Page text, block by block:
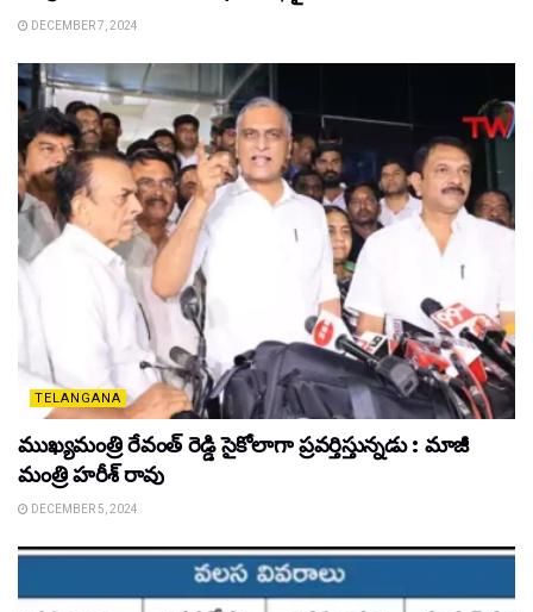
DECEMBER 7, 2024
TELANGANA
ముఖ్యమంత్రి రేవంత్ రెడ్డి సైకోలాగా ప్రవర్తిస్తున్నడు : మాజీ
మంత్రి హరీశ్ రావు
DECEMBER 5, 2024